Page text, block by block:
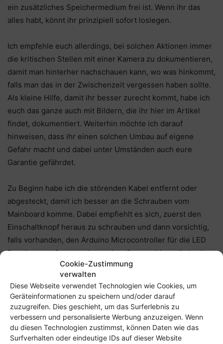
Cookie-Zustimmung
verwalten
Diese Webseite verwendet Technologien wie Cookies, um
Geräteinformationen zu speichern und/oder darauf
zuzugreifen. Dies geschieht, um das Surferlebnis zu
verbessern und personalisierte Werbung anzuzeigen. Wenn
du diesen Technologien zustimmst, können Daten wie das
Surfverhalten oder eindeutige IDs auf dieser Website
ein zusätzliches Speichermedium frei ist. Wenn ihr das
alles habt, könnt ihr prinzipiell sofort loslegen.
Ich empfehle euch allerdings, bei solchen Aktionen immer
die kritischen Stellen mit einer Kamera zu dokumentieren,
damit man hinterher nachschauen kann, wo was hinkommt,
falls man das in der Zwischenzeit vergessen haben sollte.
Als kleine Hilfe, damit ihr besser zurecht kommt, habe ich
euch das ganze auch mit Bildern, die ihr hier im Artikel
findet, dokumentiert. Weiterhin möchte ich darauf
hinweisen, dass ihr einen solchen Umbau auf eigene
Gefahr macht und dabei unter Umständen auch eure
Garantie gefährdet.
Zu Beginn habe ich die störenden Kabel entfernt oder
abgesteckt, damit ich besser an die Schrauben vom
Mainboard komme. Dabei empfiehlt es sich, zuerst den
Einschaltknopf heraus zu schrauben und dann vorsichtig,
falls vorhanden, den Arduino Microcontroller für die LED
Panels zu entfernen oder nach außen zu „biegen“, damit
man das Mainboard leichter heraus heben kann.